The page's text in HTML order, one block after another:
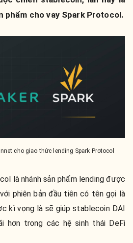
phẩm cho vay Spark Protocol.
cho giao thức lending Spark Protocol
là nhánh sản phẩm lending được
phiên bản đầu tiên có tên gọi là
kì vọng là sẽ giúp stablecoin DAI
hơn trong các hệ sinh thái DeFi